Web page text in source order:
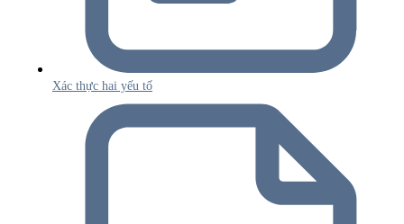
Xác thực hai yếu tố